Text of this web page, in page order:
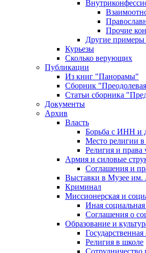
Прочие
Другие примеры
Курьезы
Сколько верующих
Публикации
Из книг "Панорамы"
Сборник
Статьи сборника
Документы
Архив
Власть
Борьба с ИНН и
Место религии
Религия и права
Армия и силовые
Соглашения и
Выставки в Музее им.
Криминал
Миссионерская и
Иная социальная
Соглашения о
Образование и
Религия в школе